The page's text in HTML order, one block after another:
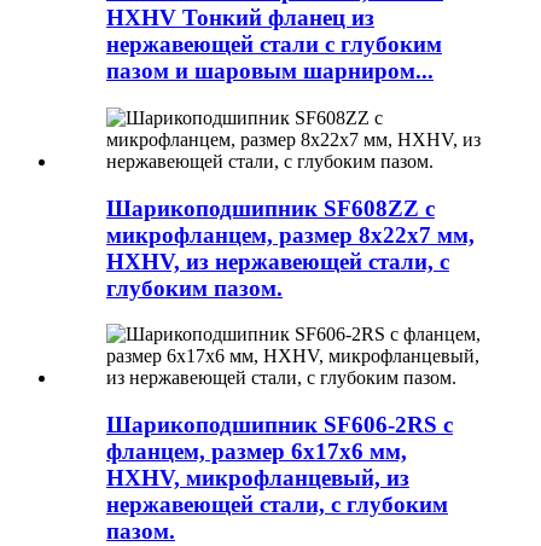
HXHV Тонкий фланец из
нержавеющей стали с глубоким
пазом и шаровым шарниром...
Шарикоподшипник SF608ZZ с
микрофланцем, размер 8x22x7 мм,
HXHV, из нержавеющей стали, с
глубоким пазом.
Шарикоподшипник SF606-2RS с
фланцем, размер 6x17x6 мм,
HXHV, микрофланцевый, из
нержавеющей стали, с глубоким
пазом.